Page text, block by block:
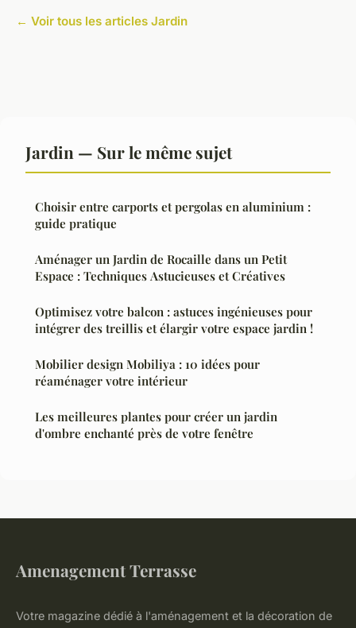
← Voir tous les articles Jardin
Jardin — Sur le même sujet
Choisir entre carports et pergolas en aluminium :
guide pratique
Aménager un Jardin de Rocaille dans un Petit
Espace : Techniques Astucieuses et Créatives
Optimisez votre balcon : astuces ingénieuses pour
intégrer des treillis et élargir votre espace jardin !
Mobilier design Mobiliya : 10 idées pour
réaménager votre intérieur
Les meilleures plantes pour créer un jardin
d'ombre enchanté près de votre fenêtre
Amenagement Terrasse
Votre magazine dédié à l'aménagement et la décoration de